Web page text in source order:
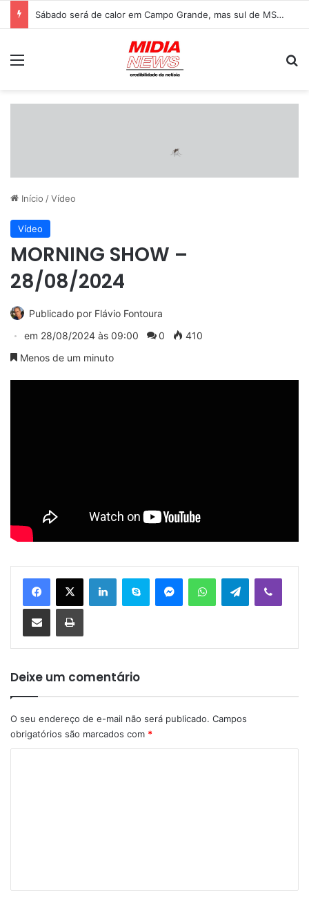
Sábado será de calor em Campo Grande, mas sul de MS tem previsão de tempestades
Início /Vídeo
Vídeo
MORNING SHOW –
28/08/2024
Publicado por Flávio Fontoura
em 28/08/2024 às 09:00 0
410
Menos de um minuto
Telegram
Deixe um comentário
O seu endereço de e-mail não será publicado. Campos
obrigatórios são marcados com *